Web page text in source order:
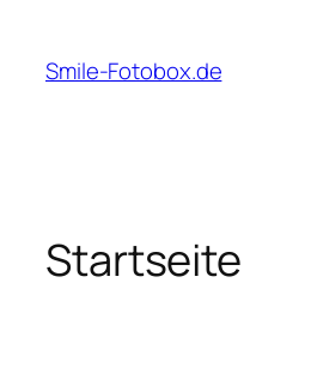
springen
Smile-Fotobox.de
Startseite